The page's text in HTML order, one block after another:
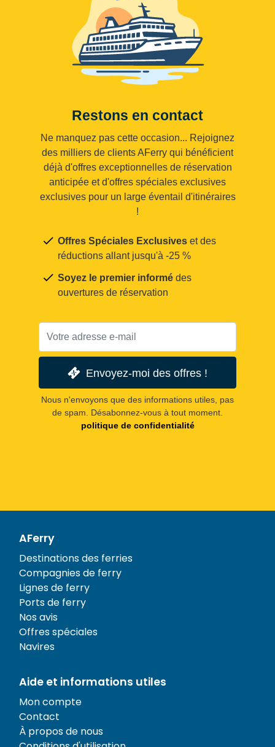
Restons en contact
Ne manquez pas cette occasion... Rejoignez
des milliers de clients AFerry qui bénéficient
déjà d'offres exceptionnelles de réservation
anticipée et d'offres spéciales exclusives
exclusives pour un large éventail d'itinéraires
!
Offres Spéciales Exclusives et des
réductions allant jusqu'à -25 %
Soyez le premier informé des
ouvertures de réservation
Envoyez-moi des offres !
Nous n'envoyons que des informations utiles, pas
de spam. Désabonnez-vous à tout moment.
politique de confidentialité
AFerry
Destinations des ferries
Compagnies de ferry
Lignes de ferry
Ports de ferry
Nos avis
Offres spéciales
Navires
Aide et informations utiles
Mon compte
Contact
À propos de nous